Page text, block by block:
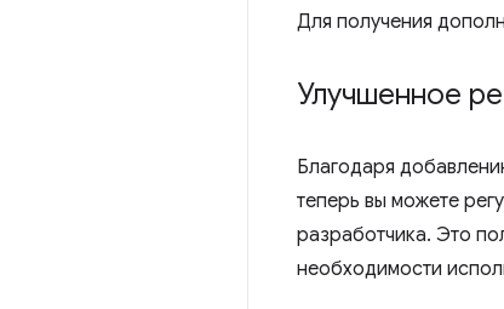
Для получения
Улучшенное
Благодаря
теперь вы можете
разработчика. Это
необходимости